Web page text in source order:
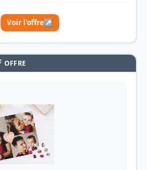
Voir l'offre↗
OFFRE